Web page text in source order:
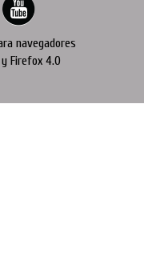
navegadores
Firefox 4.0